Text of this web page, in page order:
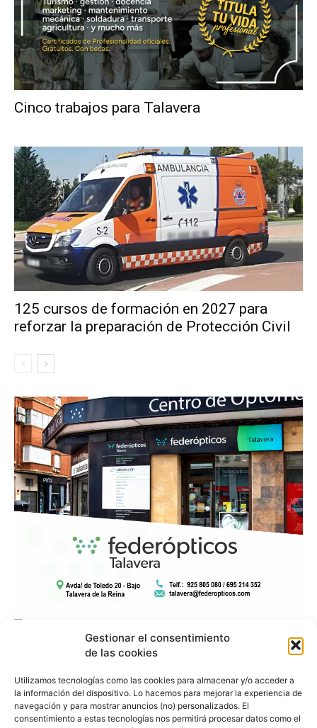
Gestionar el consentimiento
de las cookies
Utilizamos tecnologías como las cookies para almacenar y/o acceder a
la información del dispositivo. Lo hacemos para mejorar la experiencia de
navegación y para mostrar anuncios (no) personalizados. El
consentimiento a estas tecnologías nos permitirá procesar datos como el
Cinco trabajos para Talavera
125 cursos de formación en 2027 para
reforzar la preparación de Protección Civil